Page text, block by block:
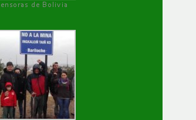
de Bolivia